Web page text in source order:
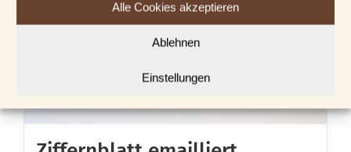
Alle Cookies akzeptieren
Ablehnen
Einstellungen